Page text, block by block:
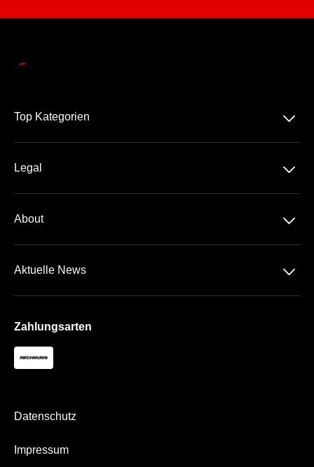
Top Kategorien 􀆈
Travel
Legal 􀆈
Impressum
About 􀆈
Aktuelle News 􀆈
Zahlungsarten
Datenschutz
Impressum